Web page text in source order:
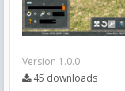
Version 1.0.0
45 downloads